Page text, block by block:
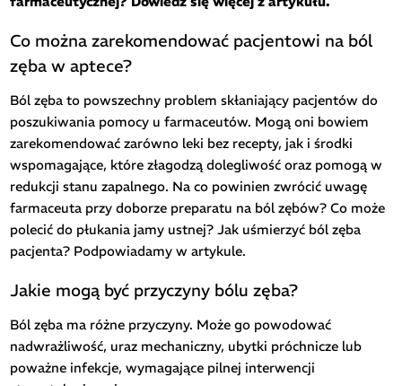
Co można zarekomendować pacjentowi na ból
zęba w aptece?
Ból zęba to powszechny problem skłaniający pacjentów do
poszukiwania pomocy u farmaceutów. Mogą oni bowiem
zarekomendować zarówno leki bez recepty, jak i środki
wspomagające, które złagodzą dolegliwość oraz pomogą w
redukcji stanu zapalnego. Na co powinien zwrócić uwagę
farmaceuta przy doborze preparatu na ból zębów? Co może
polecić do płukania jamy ustnej? Jak uśmierzyć ból zęba
pacjenta? Podpowiadamy w artykule.
Jakie mogą być przyczyny bólu zęba?
Ból zęba ma różne przyczyny. Może go powodować
nadwrażliwość, uraz mechaniczny, ubytki próchnicze lub
poważne infekcje, wymagające pilnej interwencji